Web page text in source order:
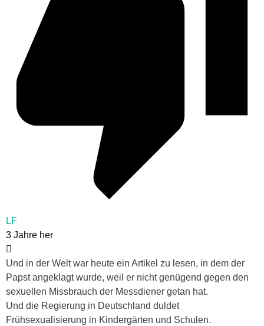
LF
3 Jahre her
Und in der Welt war heute ein Artikel zu lesen, in dem der
Papst angeklagt wurde, weil er nicht genügend gegen den
sexuellen Missbrauch der Messdiener getan hat.
Und die Regierung in Deutschland duldet
Frühsexualisierung in Kindergärten und Schulen.